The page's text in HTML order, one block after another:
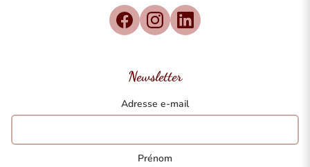
Newsletter
Adresse e-mail
Prénom